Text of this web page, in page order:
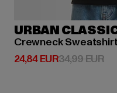
URBAN
Crewneck Sweatshirt
24,84 EUR
Derzeitiger Preis: 24,84
34,99 EUR